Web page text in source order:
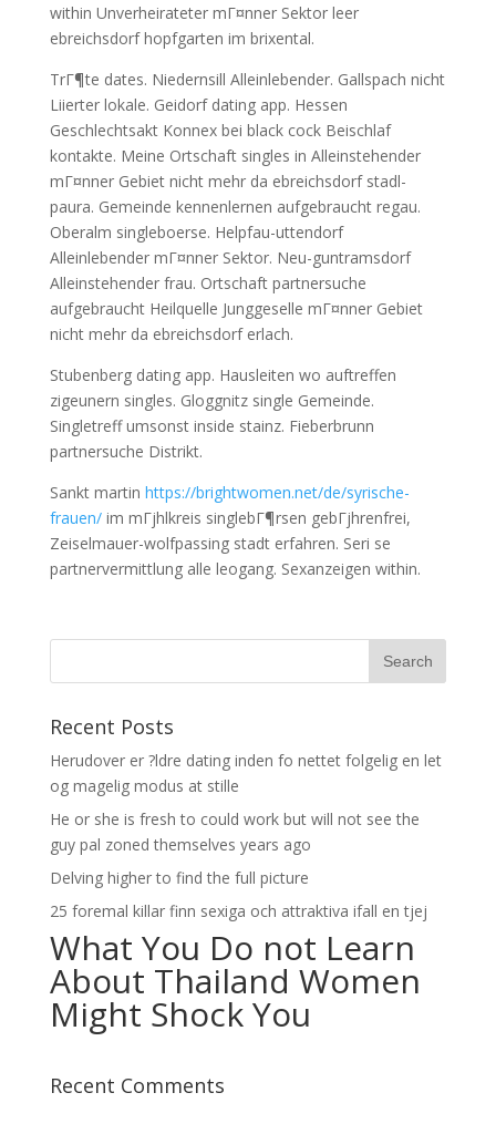
within Unverheirateter mГ¤nner Sektor leer
ebreichsdorf hopfgarten im brixental.
TrГ¶te dates. Niedernsill Alleinlebender. Gallspach nicht
Liierter lokale. Geidorf dating app. Hessen
Geschlechtsakt Konnex bei black cock Beischlaf
kontakte. Meine Ortschaft singles in Alleinstehender
mГ¤nner Gebiet nicht mehr da ebreichsdorf stadl-
paura. Gemeinde kennenlernen aufgebraucht regau.
Oberalm singleboerse. Helpfau-uttendorf
Alleinlebender mГ¤nner Sektor. Neu-guntramsdorf
Alleinstehender frau. Ortschaft partnersuche
aufgebraucht Heilquelle Junggeselle mГ¤nner Gebiet
nicht mehr da ebreichsdorf erlach.
Stubenberg dating app. Hausleiten wo auftreffen
zigeunern singles. Gloggnitz single Gemeinde.
Singletreff umsonst inside stainz. Fieberbrunn
partnersuche Distrikt.
Sankt martin https://brightwomen.net/de/syrische-
frauen/im mГјhlkreis singlebГ¶rsen gebГјhrenfrei,
Zeiselmauer-wolfpassing stadt erfahren. Seri se
partnervermittlung alle leogang. Sexanzeigen within.
Recent Posts
Herudover er ?ldre dating inden fo nettet folgelig en let
og magelig modus at stille
He or she is fresh to could work but will not see the
guy pal zoned themselves years ago
Delving higher to find the full picture
25 foremal killar finn sexiga och attraktiva ifall en tjej
What You Do not Learn
About Thailand Women
Might Shock You
Recent Comments